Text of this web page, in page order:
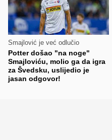
Smajlović je već odlučio
Potter došao "na noge"
Smajloviću, molio ga da igra
za Švedsku, uslijedio je
jasan odgovor!